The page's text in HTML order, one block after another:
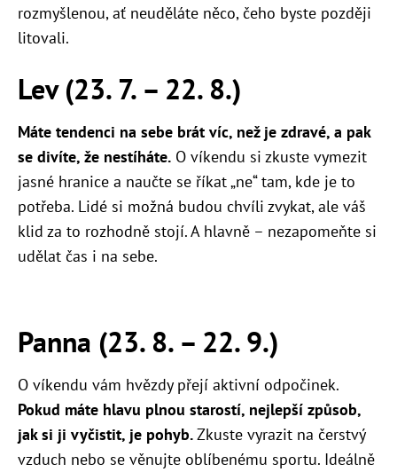
rozmyšlenou, ať neuděláte něco, čeho byste později
litovali.
Lev (23. 7. – 22. 8.)
Máte tendenci na sebe brát víc, než je zdravé, a pak
se divíte, že nestíháte. O víkendu si zkuste vymezit
jasné hranice a naučte se říkat „ne“ tam, kde je to
potřeba. Lidé si možná budou chvíli zvykat, ale váš
klid za to rozhodně stojí. A hlavně – nezapomeňte si
udělat čas i na sebe.
Panna (23. 8. – 22. 9.)
O víkendu vám hvězdy přejí aktivní odpočinek.
Pokud máte hlavu plnou starostí, nejlepší způsob,
jak si ji vyčistit, je pohyb.Zkuste vyrazit na čerstvý
vzduch nebo se věnujte oblíbenému sportu. Ideálně